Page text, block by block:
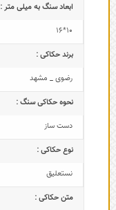
ابعاد سنگ به میلی متر :
10*16
برند حکاکی :
رضوی _ مشهد
نحوه حکاکی سنگ :
دست ساز
نوع حکاکی :
نستعلیق
متن حکاکی :